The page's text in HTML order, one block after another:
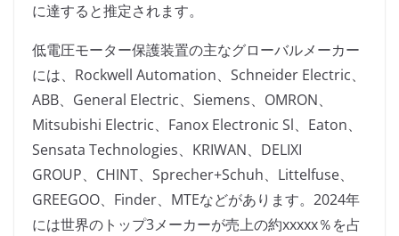
に達すると推定されます。
低電圧モーター保護装置の主なグローバルメーカー
には、Rockwell Automation、Schneider Electric、
ABB、General Electric、Siemens、OMRON、
Mitsubishi Electric、Fanox Electronic Sl、Eaton、
Sensata Technologies、KRIWAN、DELIXI
GROUP、CHINT、Sprecher+Schuh、Littelfuse、
GREEGOO、Finder、MTEなどがあります。2024年
には世界のトップ3メーカーが売上の約xxxxx％を占